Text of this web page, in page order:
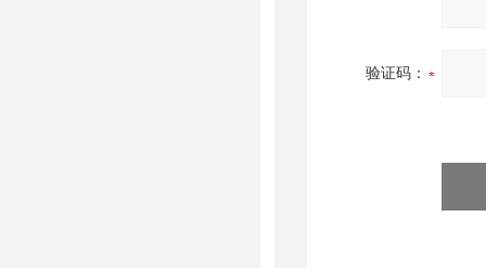
验证码：